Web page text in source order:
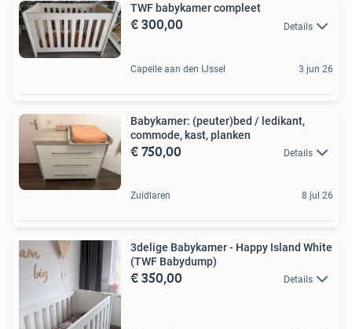
TWF babykamer compleet
€ 300,00 Details
Capelle aan den IJssel 3 jun 26
Babykamer: (peuter)bed / ledikant,
commode, kast, planken
€ 750,00 Details
Zuidlaren 8 jul 26
3delige Babykamer - Happy Island White
(TWF Babydump)
€ 350,00 Details